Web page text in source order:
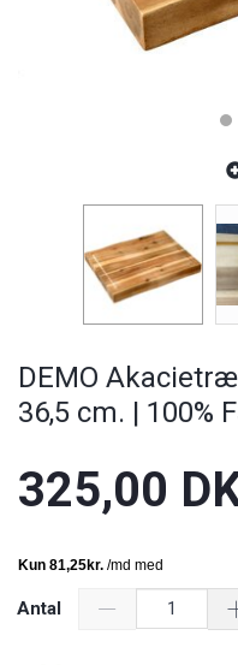
DEMO
36,5 cm. | 100%
325,00
Antal